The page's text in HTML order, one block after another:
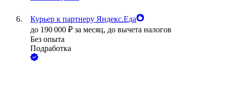
Курьер к партнеру Яндекс.Еда
до 190 000 ₽ за месяц, до вычета налогов
Без опыта
Подработка